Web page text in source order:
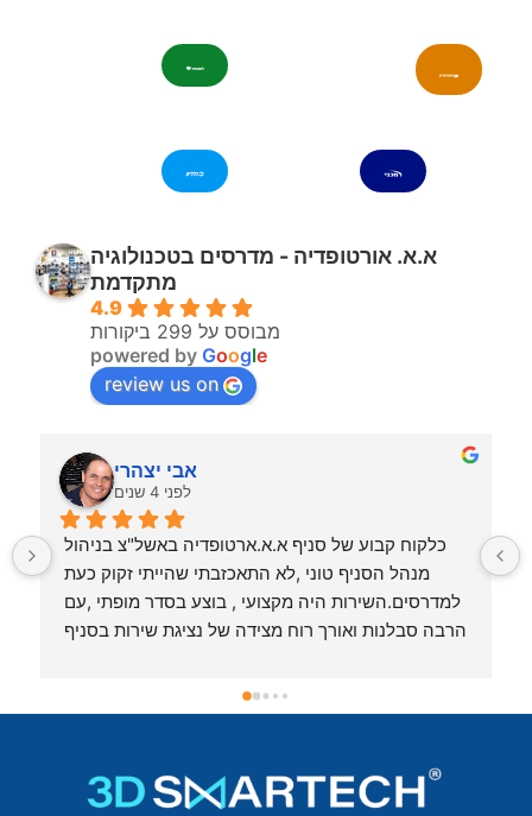
א.א. אורטופדיה - מדרסים בטכנולוגיה
מתקדמת
4.9
מבוסס על 299 ביקורות
powered by Google
review us on
אבי יצהרי
לפני 4 שנים
לעבודה בצורה מקצועית ואמינה .הכנסו לסניף ותהנו
לפני שנה עשיתי סקר שוק לגבי מדרסים, נכנסתי לסניף